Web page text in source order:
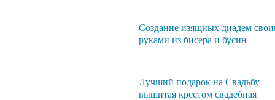
Создание изящных диадем
руками из бисера и бусин
Лучший подарок на Свадьбу
вышитая крестом свадебная